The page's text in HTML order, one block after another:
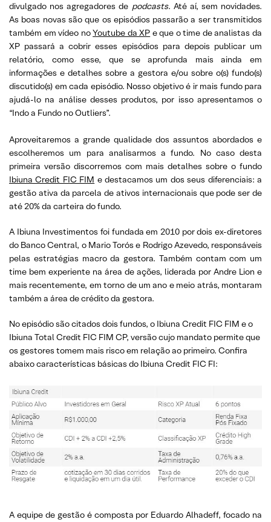
divulgado nos agregadores de podcasts. Até aí, sem novidades.
As boas novas são que os episódios passarão a ser transmitidos
também em vídeo noYoutube da XP e que o time de analistas da
XP passará a cobrir esses episódios para depois publicar um
relatório, como esse, que se aprofunda mais ainda em
informações e detalhes sobre a gestora e/ou sobre o(s) fundo(s)
discutido(s) em cada episódio. Nosso objetivo é ir mais fundo para
ajudá-lo na análise desses produtos, por isso apresentamos o
“Indo a Fundo no Outliers”.
Aproveitaremos a grande qualidade dos assuntos abordados e
escolheremos um para analisarmos a fundo. No caso desta
primeira versão discorremos com mais detalhes sobre o fundo
Ibiuna Credit FIC FIM e destacamos um dos seus diferenciais: a
gestão ativa da parcela de ativos internacionais que pode ser de
até 20% da carteira do fundo.
A Ibiuna Investimentos foi fundada em 2010 por dois ex-diretores
do Banco Central, o Mario Torós e Rodrigo Azevedo, responsáveis
pelas estratégias macro da gestora. Também contam com um
time bem experiente na área de ações, liderada por Andre Lion e
mais recentemente, em torno de um ano e meio atrás, montaram
também a área de crédito da gestora.
No episódio são citados dois fundos, o Ibiuna Credit FIC FIM e o
Ibiuna Total Credit FIC FIM CP, versão cujo mandato permite que
os gestores tomem mais risco em relação ao primeiro. Confira
abaixo características básicas do Ibiuna Credit FIC FI:
A equipe de gestão é composta por Eduardo Alhadeff, focado na